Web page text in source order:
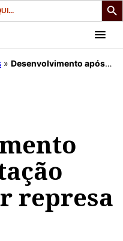
» Desenvolvimento após devastação causada por represa no Brasil.
represa